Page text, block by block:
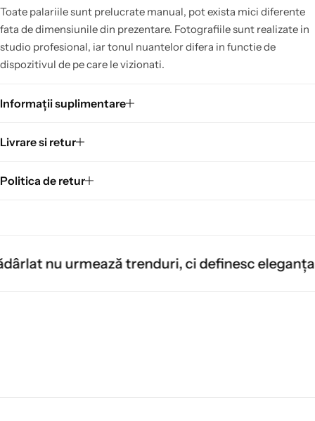
Toate palariile sunt prelucrate manual, pot exista mici diferente
fata de dimensiunile din prezentare. Fotografiile sunt realizate in
studio profesional, iar tonul nuantelor difera in functie de
dispozitivul de pe care le vizionati.
Informații suplimentare
Livrare si retur
Politica de retur
trenduri, ci definesc eleganța